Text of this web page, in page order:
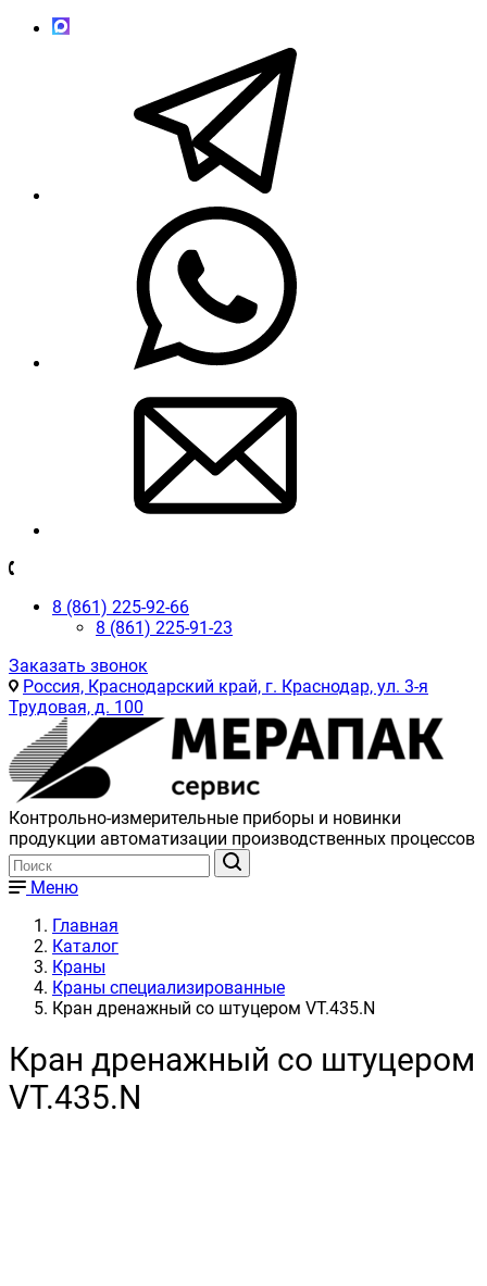
8 (861) 225-92-66
8 (861) 225-91-23
Заказать звонок
Россия, Краснодарский край, г. Краснодар, ул. 3-я
Трудовая, д. 100
Контрольно-измерительные приборы и новинки
продукции автоматизации производственных процессов
Меню
Главная
Каталог
Краны
Краны специализированные
Кран дренажный со штуцером VT.435.N
Кран дренажный со штуцером
VT.435.N